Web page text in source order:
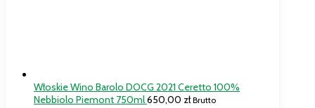
Włoskie Wino Barolo DOCG 2021 Ceretto 100%
Nebbiolo Piemont 750ml650,00 zł Brutto